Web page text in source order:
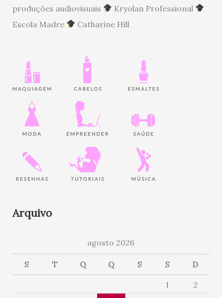
produções audiovisuais
Kryolan Professional
Escola Madre
Catharine Hill
Arquivo
agosto 2026
S T Q Q S S D
1
2